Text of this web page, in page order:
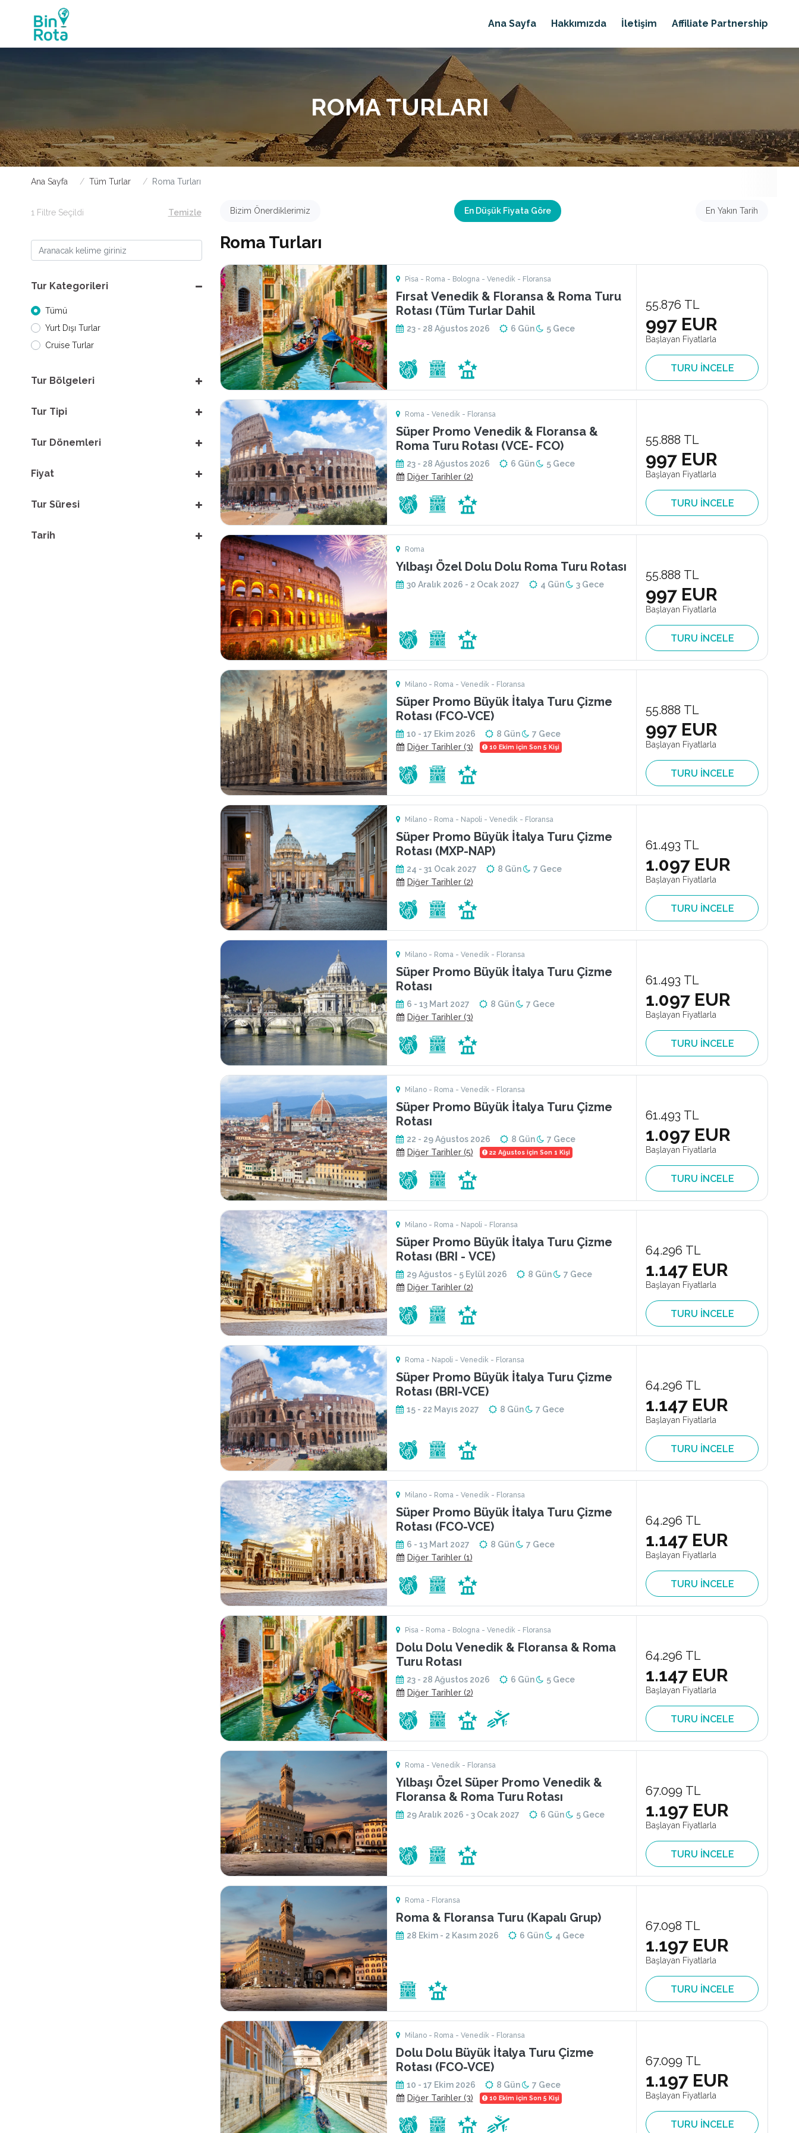
Ana Sayfa Hakkımızda İletişim Affiliate Partnership
ROMA TURLARI
Ana Sayfa Tüm Turlar Roma Turları
1 Filtre Seçildi Temizle
Tur Kategorileri
Tümü
Yurt Dışı Turlar
Cruise Turlar
Tur Bölgeleri
Tur Tipi
Tur Dönemleri
Fiyat
Tur Süresi
Tarih
Bizim Önerdiklerimiz En Düşük Fiyata Göre En Yakın Tarih
Roma Turları
Pisa - Roma - Bologna - Venedik - Floransa
Fırsat Venedik & Floransa & Roma Turu
Rotası (Tüm Turlar Dahil
23 - 28 Ağustos 2026 6 Gün 5 Gece
55.876 TL
997 EUR
Başlayan Fiyatlarla
TURU İNCELE
Roma - Venedik - Floransa
Süper Promo Venedik & Floransa &
Roma Turu Rotası (VCE- FCO)
23 - 28 Ağustos 2026 6 Gün
5 Gece
Diğer Tarihler (2)
55.888 TL
997 EUR
Başlayan Fiyatlarla
TURU İNCELE
Roma
Yılbaşı Özel Dolu Dolu Roma Turu Rotası
30 Aralık 2026 - 2 Ocak 2027 4 Gün 3 Gece
55.888 TL
997 EUR
Başlayan Fiyatlarla
TURU İNCELE
Milano - Roma - Venedik - Floransa
Süper Promo Büyük İtalya Turu Çizme
Rotası (FCO-VCE)
10 - 17 Ekim 2026 8 Gün
7 Gece
Diğer Tarihler (3)
10 Ekim için Son 5 Kişi
55.888 TL
997 EUR
Başlayan Fiyatlarla
TURU İNCELE
Milano - Roma - Napoli - Venedik - Floransa
Süper Promo Büyük İtalya Turu Çizme
Rotası (MXP-NAP)
24 - 31 Ocak 2027 8 Gün
7 Gece
Diğer Tarihler (2)
61.493 TL
1.097 EUR
Başlayan Fiyatlarla
TURU İNCELE
Milano - Roma - Venedik - Floransa
Süper Promo Büyük İtalya Turu Çizme
Rotası
6 - 13 Mart 2027 8 Gün
7 Gece
Diğer Tarihler (3)
61.493 TL
1.097 EUR
Başlayan Fiyatlarla
TURU İNCELE
Milano - Roma - Venedik - Floransa
Süper Promo Büyük İtalya Turu Çizme
Rotası
22 - 29 Ağustos 2026 8 Gün
7 Gece
Diğer Tarihler (5)
22 Ağustos için Son 1 Kişi
61.493 TL
1.097 EUR
Başlayan Fiyatlarla
TURU İNCELE
Milano - Roma - Napoli - Floransa
Süper Promo Büyük İtalya Turu Çizme
Rotası (BRI - VCE)
29 Ağustos - 5 Eylül 2026 8 Gün
7 Gece
Diğer Tarihler (2)
64.296 TL
1.147 EUR
Başlayan Fiyatlarla
TURU İNCELE
Roma - Napoli - Venedik - Floransa
Süper Promo Büyük İtalya Turu Çizme
Rotası (BRI-VCE)
15 - 22 Mayıs 2027 8 Gün 7 Gece
64.296 TL
1.147 EUR
Başlayan Fiyatlarla
TURU İNCELE
Milano - Roma - Venedik - Floransa
Süper Promo Büyük İtalya Turu Çizme
Rotası (FCO-VCE)
6 - 13 Mart 2027 8 Gün
7 Gece
Diğer Tarihler (1)
64.296 TL
1.147 EUR
Başlayan Fiyatlarla
TURU İNCELE
Pisa - Roma - Bologna - Venedik - Floransa
Dolu Dolu Venedik & Floransa & Roma
Turu Rotası
23 - 28 Ağustos 2026 6 Gün
5 Gece
Diğer Tarihler (2)
64.296 TL
1.147 EUR
Başlayan Fiyatlarla
TURU İNCELE
Roma - Venedik - Floransa
Yılbaşı Özel Süper Promo Venedik &
Floransa & Roma Turu Rotası
29 Aralık 2026 - 3 Ocak 2027 6 Gün 5 Gece
67.099 TL
1.197 EUR
Başlayan Fiyatlarla
TURU İNCELE
Roma - Floransa
Roma & Floransa Turu (Kapalı Grup)
28 Ekim - 2 Kasım 2026 6 Gün 4 Gece
67.098 TL
1.197 EUR
Başlayan Fiyatlarla
TURU İNCELE
Milano - Roma - Venedik - Floransa
Dolu Dolu Büyük İtalya Turu Çizme
Rotası (FCO-VCE)
10 - 17 Ekim 2026 8 Gün
7 Gece
Diğer Tarihler (3)
10 Ekim için Son 5 Kişi
67.099 TL
1.197 EUR
Başlayan Fiyatlarla
TURU İNCELE